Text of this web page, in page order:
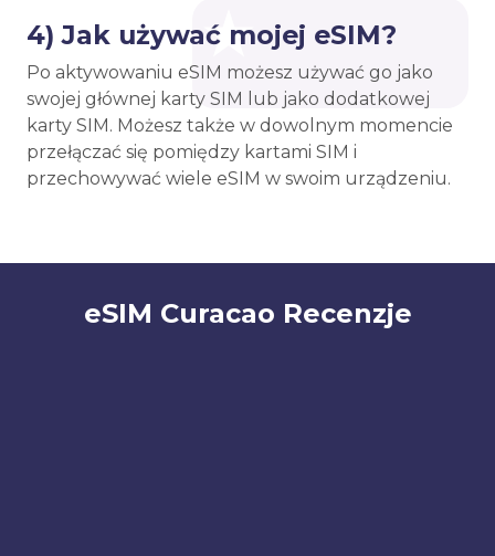
4) Jak używać mojej eSIM?
Po aktywowaniu eSIM możesz używać go jako
swojej głównej karty SIM lub jako dodatkowej
karty SIM. Możesz także w dowolnym momencie
przełączać się pomiędzy kartami SIM i
przechowywać wiele eSIM w swoim urządzeniu.
eSIM Curacao Recenzje